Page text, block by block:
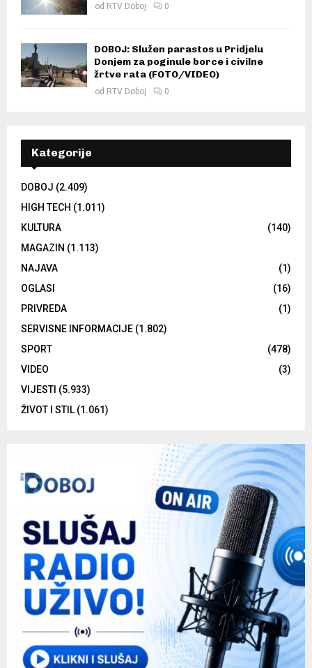
od RTV Doboj 0
DOBOJ: Služen parastos u Pridjelu
Donjem za poginule borce i civilne
žrtve rata (FOTO/VIDEO)
od RTV Doboj 0
Kategorije
DOBOJ (2.409)
HIGH TECH (1.011)
KULTURA
(140)
MAGAZIN (1.113)
NAJAVA
(1)
OGLASI
(16)
PRIVREDA
(1)
SERVISNE INFORMACIJE (1.802)
SPORT
(478)
VIDEO
(3)
VIJESTI (5.933)
ŽIVOT I STIL (1.061)